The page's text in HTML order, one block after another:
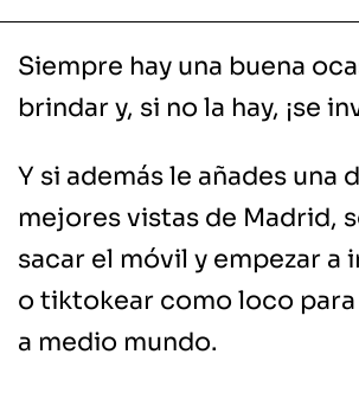
Siempre hay una buena
brindar y, si no la hay, ¡se
Y si además le añades una
mejores vistas de Madrid,
sacar el móvil y empezar a
o tiktokear como loco
a medio mundo.